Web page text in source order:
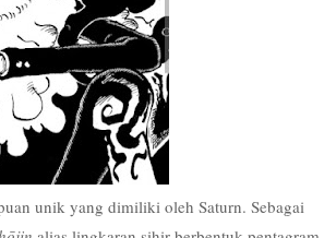
unik yang dimiliki oleh Saturn. Sebagai